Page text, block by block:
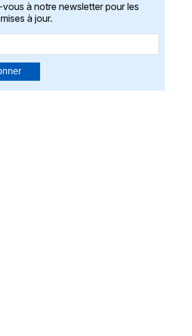
à notre newsletter pour les
à jour.